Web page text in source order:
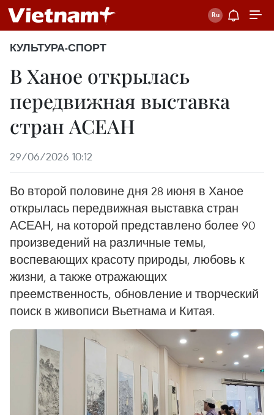
КУЛЬТУРА-СПОРТ
В Ханое открылась
передвижная выставка
стран АСЕАН
29/06/2026 10:12
Во второй половине дня 28 июня в Ханое
открылась передвижная выставка стран
АСЕАН, на которой представлено более 90
произведений на различные темы,
воспевающих красоту природы, любовь к
жизни, а также отражающих
преемственность, обновление и творческий
поиск в живописи Вьетнама и Китая.